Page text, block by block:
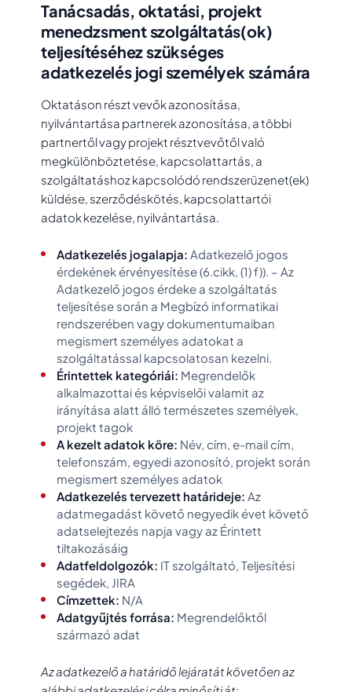
Tanácsadás, oktatási, projekt
menedzsment szolgáltatás(ok)
teljesítéséhez szükséges
adatkezelés jogi személyek számára
Oktatáson részt vevők azonosítása,
nyilvántartása partnerek azonosítása, a többi
partnertől vagy projekt résztvevőtől való
megkülönböztetése, kapcsolattartás, a
szolgáltatáshoz kapcsolódó rendszerüzenet(ek)
küldése, szerződéskötés, kapcsolattartói
adatok kezelése, nyilvántartása.
Adatkezelés jogalapja: Adatkezelő jogos
érdekének érvényesítése (6.cikk, (1) f)). – Az
Adatkezelő jogos érdeke a szolgáltatás
teljesítése során a Megbízó informatikai
rendszerében vagy dokumentumaiban
megismert személyes adatokat a
szolgáltatással kapcsolatosan kezelni.
Érintettek kategóriái: Megrendelők
alkalmazottai és képviselői valamit az
irányítása alatt álló természetes személyek,
projekt tagok
A kezelt adatok köre: Név, cím, e-mail cím,
telefonszám, egyedi azonosító, projekt során
megismert személyes adatok
Adatkezelés tervezett határideje: Az
adatmegadást követő negyedik évet követő
adatselejtezés napja vagy az Érintett
tiltakozásáig
Adatfeldolgozók: IT szolgáltató, Teljesítési
segédek, JIRA
Címzettek: N/A
Adatgyűjtés forrása: Megrendelőktől
származó adat
Az adatkezelő a határidő lejáratát követően az